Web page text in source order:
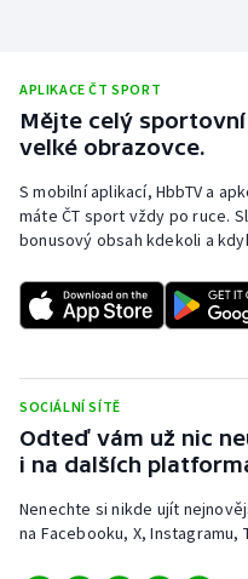
Rychlostní kanoistika
Short track
Sportovní střelba
Stolní tenis
Triatlon
Veslování
Vodní slalom
APLIKACE ČT SPORT
Mějte celý
velké obrazovce.
S mobilní aplikací, HbbTV a
máte ČT sport vždy po ruce.
bonusový obsah kdekoli a
SOCIÁLNÍ SÍTĚ
Odteď vám už nic
i na dalších
Nenechte si nikde ujít
na Facebooku, X, Instagramu,